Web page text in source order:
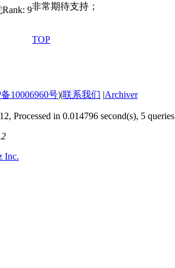
非常期待支持；
TOP
10006960号)|联系我们 |Archiver
Processed in 0.014796 second(s), 5 queries
Inc.